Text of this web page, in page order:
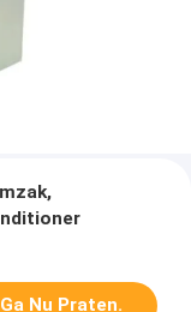
Ga Nu Praten.